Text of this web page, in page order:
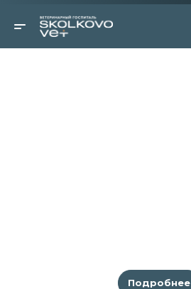
Подробнее